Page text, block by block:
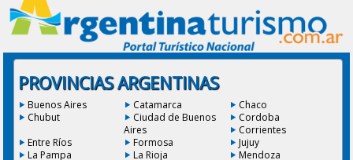
PROVINCIAS ARGENTINAS
Buenos Aires Catamarca
Chaco
Chubut
Ciudad de Buenos
Aires
Cordoba
Corrientes
Entre Ríos
Formosa
Jujuy
La Pampa
La Rioja
Mendoza